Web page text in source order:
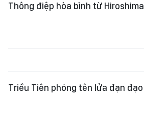
Thông điệp hòa bình từ Hiroshima
Triều Tiên phóng tên lửa đạn đạo